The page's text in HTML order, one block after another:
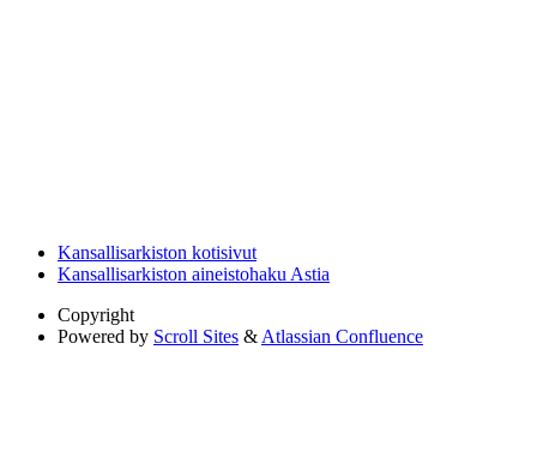
Kansallisarkiston kotisivut
Kansallisarkiston aineistohaku Astia
Copyright
Powered by Scroll Sites & Atlassian Confluence